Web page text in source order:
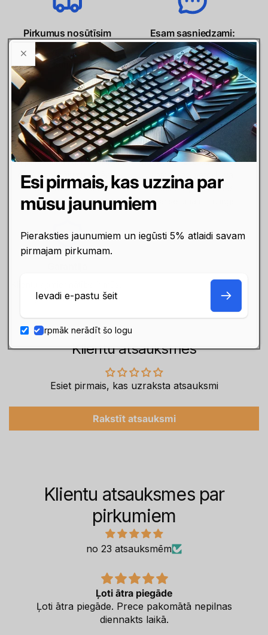
Pirkumus nosūtīsim
ar Omniva pakomātu vai
kurjeru
Esam sasniedzami:
info @ raidersraitis . lv / 26
556 674 / online lapas čatā
Maksājumi
Maksā ar karti, internetbanku
vai pārskaitījumu. Izmantojam
drošu maksājumu sistēmu
MakeCommerce
Līzings / Nomaksa
Norēķinies arī līzingā,
checkoutā izvēloties Inbank
nomaksas metodi, vai
vienkārši piesakoties
finansējumam Elīzings
galvenā prioritāte
Klientu atsauksmes
Esiet pirmais, kas uzraksta atsauksmi
Rakstīt atsauksmi
Klientu atsauksmes par
pirkumiem
no 23 atsauksmēm
Ļoti ātra piegāde
Ļoti ātra piegāde. Prece pakomātā nepilnas
diennakts laikā.
Esi pirmais, kas uzzina par
mūsu jaunumiem
Pieraksties jaunumiem un iegūsti 5% atlaidi savam
pirmajam pirkumam.
E-
pasts
Turpmāk nerādīt šo logu